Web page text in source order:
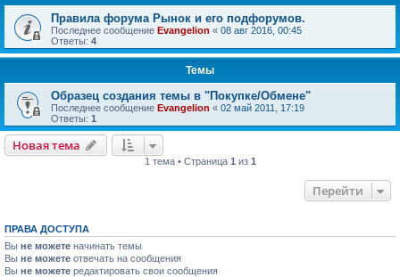
Правила форума Рынок и его подфорумов.
Последнее сообщение Evangelion « 08 авг 2016, 00:45
Ответы: 4
Темы
Образец создания темы в "Покупке/Обмене"
Последнее сообщение Evangelion « 02 май 2011, 17:19
Ответы: 1
Новая тема
1 тема • Страница 1 из 1
Перейти
ПРАВА ДОСТУПА
Вы не можете начинать темы
Вы не можете отвечать на сообщения
Вы не можете редактировать свои сообщения